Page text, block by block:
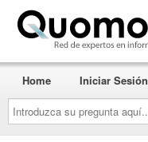
Introduzca
su
pregunta
aquí...
Home Iniciar Sesión